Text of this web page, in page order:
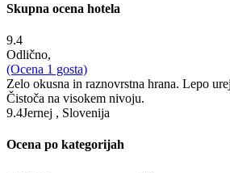
Skupna ocena hotela
9.4
Odlično,
(Ocena 1 gosta)
Zelo okusna in raznovrstna hrana. Lepo
Čistoča na visokem nivoju.
9.4Jernej , Slovenija
Ocena po kategorijah